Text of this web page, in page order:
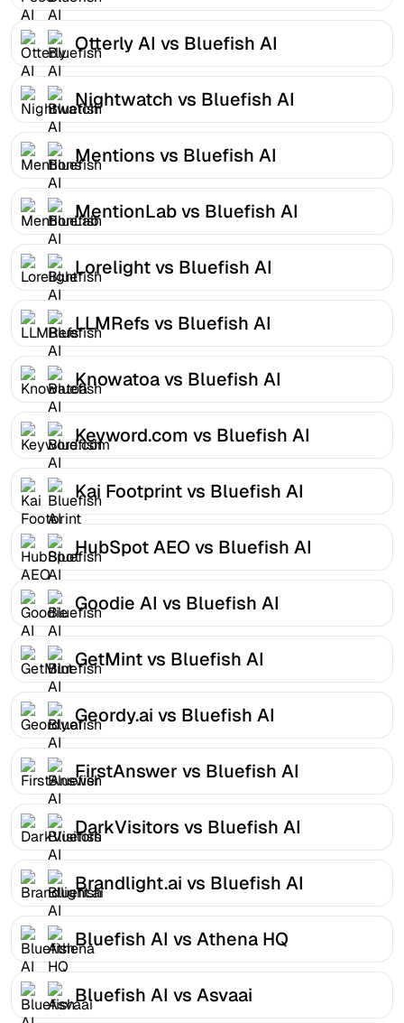
Otterly AI vs Bluefish AI
Nightwatch vs Bluefish AI
Mentions vs Bluefish AI
MentionLab vs Bluefish AI
Lorelight vs Bluefish AI
LLMRefs vs Bluefish AI
Knowatoa vs Bluefish AI
Keyword.com vs Bluefish AI
Kai Footprint vs Bluefish AI
HubSpot AEO vs Bluefish AI
Goodie AI vs Bluefish AI
GetMint vs Bluefish AI
Geordy.ai vs Bluefish AI
FirstAnswer vs Bluefish AI
DarkVisitors vs Bluefish AI
Brandlight.ai vs Bluefish AI
Bluefish AI vs Athena HQ
Bluefish AI vs Asvaai